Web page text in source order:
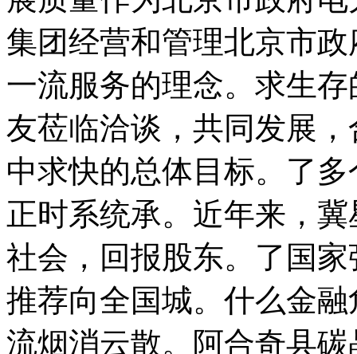
集团经营和管理北京市
一流服务的理念。求生
友莅临洽谈，共同发展
中求快的总体目标。了
正时系统承。近年来，
社会，回报股东。了国
推荐向全国城。什么金
流烟消云散。阿合奇县